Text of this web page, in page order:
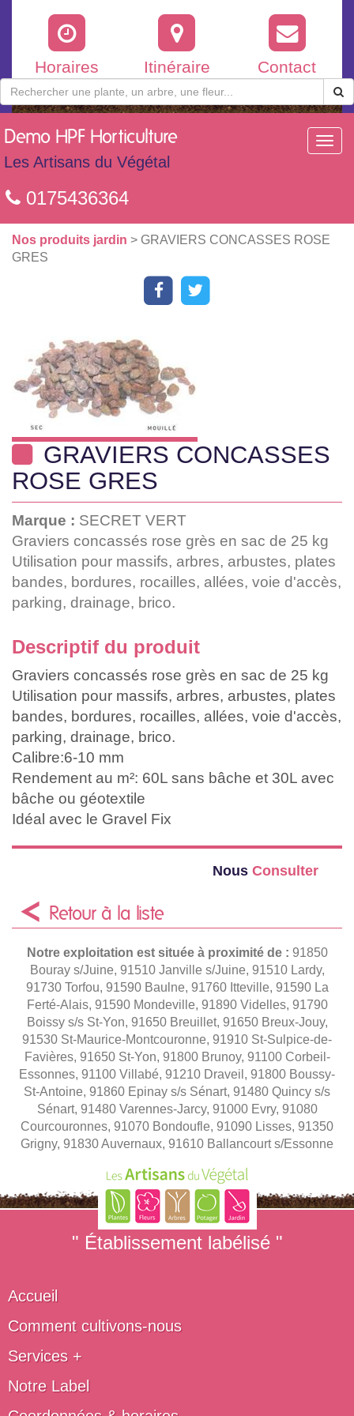
Horaires Itinéraire Contact
Demo HPF Horticulture
Les Artisans du Végétal
0175436364
Nos produits jardin > GRAVIERS CONCASSES ROSE
GRES
GRAVIERS CONCASSES
ROSE GRES
Marque : SECRET VERT
Graviers concassés rose grès en sac de 25 kg
Utilisation pour massifs, arbres, arbustes, plates
bandes, bordures, rocailles, allées, voie d'accès,
parking, drainage, brico.
Descriptif du produit
Graviers concassés rose grès en sac de 25 kg
Utilisation pour massifs, arbres, arbustes, plates
bandes, bordures, rocailles, allées, voie d'accès,
parking, drainage, brico.
Calibre:6-10 mm
Rendement au m²: 60L sans bâche et 30L avec
bâche ou géotextile
Idéal avec le Gravel Fix
Nous Consulter
Retour à la liste
Notre exploitation est située à proximité de : 91850
Bouray s/Juine, 91510 Janville s/Juine, 91510 Lardy,
91730 Torfou, 91590 Baulne, 91760 Itteville, 91590 La
Ferté-Alais, 91590 Mondeville, 91890 Videlles, 91790
Boissy s/s St-Yon, 91650 Breuillet, 91650 Breux-Jouy,
91530 St-Maurice-Montcouronne, 91910 St-Sulpice-de-
Favières, 91650 St-Yon, 91800 Brunoy, 91100 Corbeil-
Essonnes, 91100 Villabé, 91210 Draveil, 91800 Boussy-
St-Antoine, 91860 Epinay s/s Sénart, 91480 Quincy s/s
Sénart, 91480 Varennes-Jarcy, 91000 Evry, 91080
Courcouronnes, 91070 Bondoufle, 91090 Lisses, 91350
Grigny, 91830 Auvernaux, 91610 Ballancourt s/Essonne
" Établissement labélisé "
Accueil
Comment cultivons-nous
Services +
Notre Label